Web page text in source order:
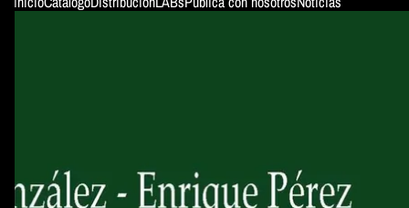
SKIP TO PRODUCT INFORMATION